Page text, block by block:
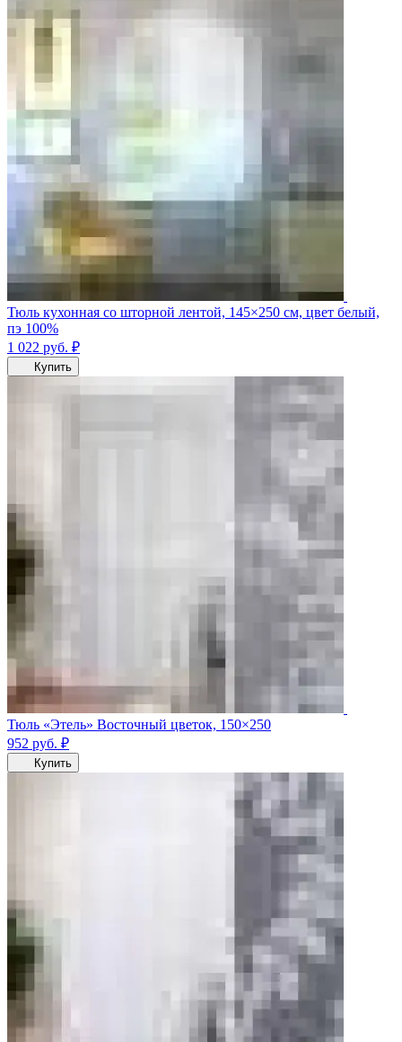
Тюль кухонная со шторной лентой, 145×250 см, цвет белый,
пэ 100%
1 022 руб. ₽
Купить
Тюль «Этель» Восточный цветок, 150×250
952 руб. ₽
Купить